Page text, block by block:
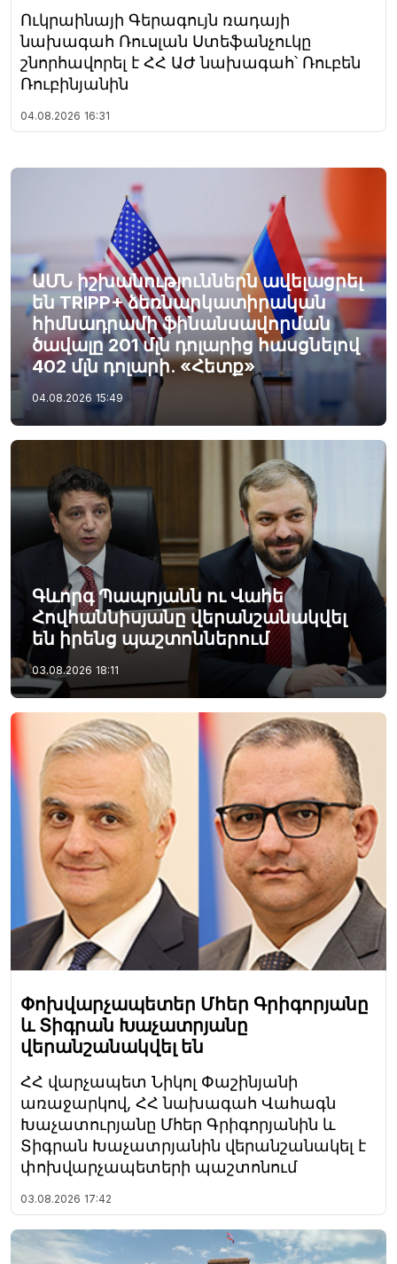
Ուկրաինայի Գերագույն ռադայի
նախագահ Ռուսլան Ստեֆանչուկը
շնորհավորել է ՀՀ ԱԺ նախագահ՝ Ռուբեն
Ռուբինյանին
04.08.2026 16:31
ԱՄՆ իշխանություններն ավելացրել
են TRIPP+ ձեռնարկատիրական
հիմնադրամի ֆինանսավորման
ծավալը 201 մլն դոլարից հասցնելով
402 մլն դոլարի. «Հետք»
04.08.2026 15:49
Գևորգ Պապոյանն ու Վահե
Հովհաննիսյանը վերանշանակվել
են իրենց պաշտոններում
03.08.2026 18:11
Փոխվարչապետեր Մհեր Գրիգորյանը
և Տիգրան Խաչատրյանը
վերանշանակվել են
ՀՀ վարչապետ Նիկոլ Փաշինյանի
առաջարկով, ՀՀ նախագահ Վահագն
Խաչատուրյանը Մհեր Գրիգորյանին և
Տիգրան Խաչատրյանին վերանշանակել է
փոխվարչապետերի պաշտոնում
03.08.2026 17:42